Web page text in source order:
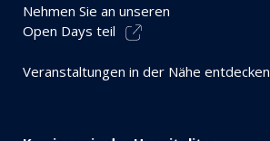
Nehmen Sie an unseren
Open Days teil
Veranstaltungen in der Nähe entdecken